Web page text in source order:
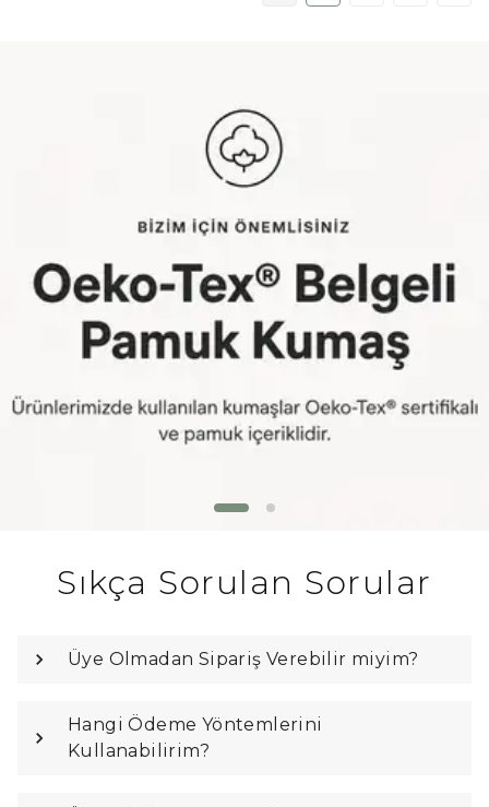
Sıkça Sorulan Sorular
Üye Olmadan Sipariş Verebilir miyim?
Hangi Ödeme Yöntemlerini
Kullanabilirim?